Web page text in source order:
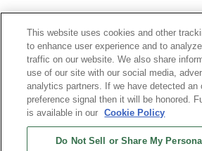
プライバシーポリシー クッキーポリシー
ご利用規約
情報セキュリ
ソーシャルメディア利用方針
ストアご利用規約 配送ポリシー 返
This website uses cookies and other
to enhance user experience and to
traffic on our website. We also share
use of our site with our social media,
analytics partners. If we have detected an
preference signal then it will be honored.
is available in our
Cookie Policy
Do Not Sell or Share My